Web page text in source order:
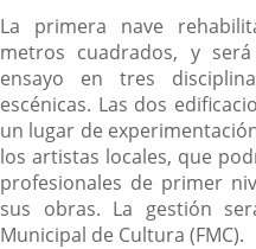
La primera nave
metros cuadrados, y
ensayo en tres
escénicas. Las dos
un lugar de
los artistas locales, que
profesionales de primer
sus obras. La gestión
Municipal de Cultura (FMC).